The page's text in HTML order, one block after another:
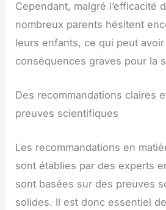
Cependant, malgré l’efficacité
nombreux parents hésitent
leurs enfants, ce qui peut
conséquences graves pour la
Des recommandations claires
preuves scientifiques
Les recommandations en
sont établies par des experts
sont basées sur des preuves
solides. Il est donc essentiel